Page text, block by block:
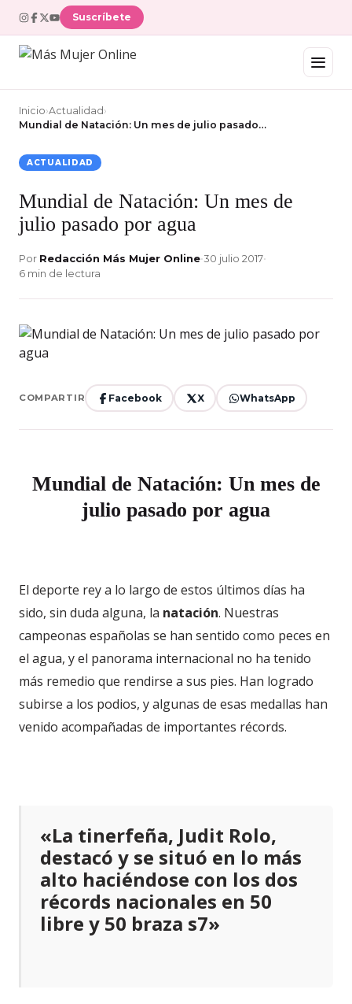
Suscríbete
Inicio›Actualidad ›
Mundial de Natación: Un mes de julio pasado…
ACTUALIDAD
Mundial de Natación: Un mes de
julio pasado por agua
Por Redacción Más Mujer Online•30 julio 2017•
6 min de lectura
COMPARTIR Facebook X WhatsApp
Mundial de Natación: Un mes de
julio pasado por agua
El deporte rey a lo largo de estos últimos días ha
sido, sin duda alguna, la natación. Nuestras
campeonas españolas se han sentido como peces en
el agua, y el panorama internacional no ha tenido
más remedio que rendirse a sus pies. Han logrado
subirse a los podios, y algunas de esas medallas han
venido acompañadas de importantes récords.
«La tinerfeña, Judit Rolo,
destacó y se situó en lo más
alto haciéndose con los dos
récords nacionales en 50
libre y 50 braza s7»